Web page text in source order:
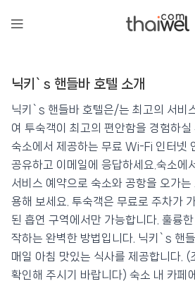
닉키`s 핸들바 호텔
📍 푸켓★★★ ⭐ 8.9
💰 최저가 확인 · 예약하기
닉키`s 핸들바 호텔 소개
닉키`s 핸들바 호텔은/는 최고의 서비
여 투숙객이 최고의 편안함을 경험하실
숙소에서 제공하는 무료 Wi-Fi 인터넷
공유하고 이메일에 응답하세요.숙소에
서비스 예약으로 숙소와 공항을 오가는
용해 보세요. 투숙객은 무료로 주차가
된 흡연 구역에서만 가능합니다. 훌륭
작하는 완벽한 방법입니다. 닉키`s 핸
매일 아침 맛있는 식사를 제공합니다. (
확인해 주시기 바랍니다) 숙소 내 카페